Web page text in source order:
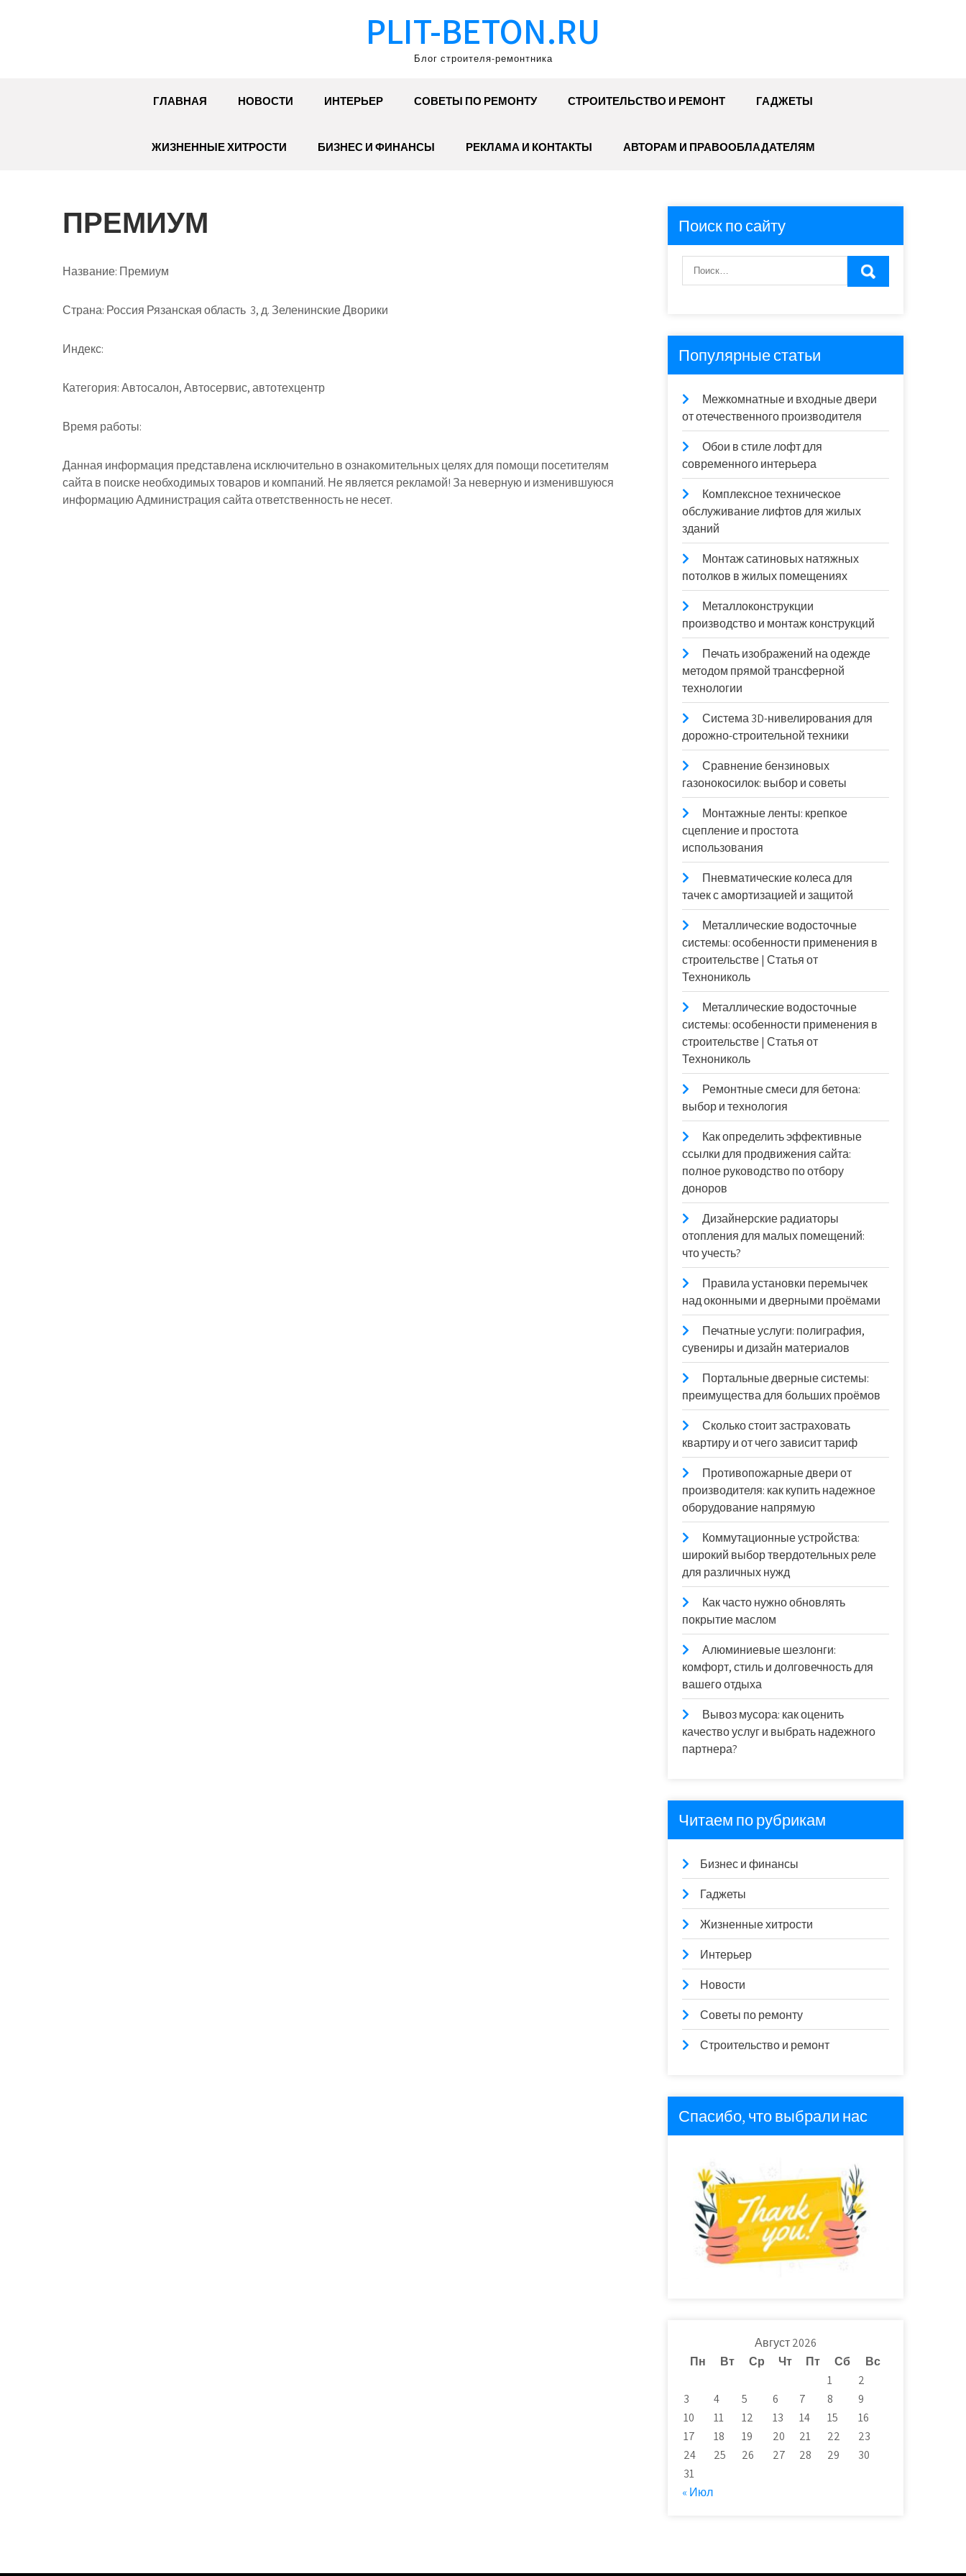
PLIT-BETON.RU
Блог строителя-ремонтника
ГЛАВНАЯ НОВОСТИ ИНТЕРЬЕР СОВЕТЫ ПО РЕМОНТУ СТРОИТЕЛЬСТВО И РЕМОНТ ГАДЖЕТЫ
ЖИЗНЕННЫЕ ХИТРОСТИ БИЗНЕС И ФИНАНСЫ РЕКЛАМА И КОНТАКТЫ АВТОРАМ И ПРАВООБЛАДАТЕЛЯМ
ПРЕМИУМ
Название: Премиум
Страна: Россия Рязанская область 3, д. Зеленинские Дворики
Индекс:
Категория:Автосалон, Автосервис, автотехцентр
Время работы:
Данная информация представлена исключительно в ознакомительных целях для помощи посетителям
сайта в поиске необходимых товаров и компаний. Не является рекламой! За неверную и изменившуюся
информацию Администрация сайта ответственность не несет.
Поиск по сайту
Популярные статьи
Межкомнатные и входные двери
от отечественного производителя
Обои в стиле лофт для
современного интерьера
Комплексное техническое
обслуживание лифтов для жилых
зданий
Монтаж сатиновых натяжных
потолков в жилых помещениях
Металлоконструкции
производство и монтаж конструкций
Печать изображений на одежде
методом прямой трансферной
технологии
Система 3D-нивелирования для
дорожно-строительной техники
Сравнение бензиновых
газонокосилок: выбор и советы
Монтажные ленты: крепкое
сцепление и простота
использования
Пневматические колеса для
тачек с амортизацией и защитой
Металлические водосточные
системы: особенности применения в
строительстве | Статья от
Технониколь
Металлические водосточные
системы: особенности применения в
строительстве | Статья от
Технониколь
Ремонтные смеси для бетона:
выбор и технология
Как определить эффективные
ссылки для продвижения сайта:
полное руководство по отбору
доноров
Дизайнерские радиаторы
отопления для малых помещений:
что учесть?
Правила установки перемычек
над оконными и дверными проёмами
Печатные услуги: полиграфия,
сувениры и дизайн материалов
Портальные дверные системы:
преимущества для больших проёмов
Сколько стоит застраховать
квартиру и от чего зависит тариф
Противопожарные двери от
производителя: как купить надежное
оборудование напрямую
Коммутационные устройства:
широкий выбор твердотельных реле
для различных нужд
Как часто нужно обновлять
покрытие маслом
Алюминиевые шезлонги:
комфорт, стиль и долговечность для
вашего отдыха
Вывоз мусора: как оценить
качество услуг и выбрать надежного
партнера?
Читаем по рубрикам
Бизнес и финансы
Гаджеты
Жизненные хитрости
Интерьер
Новости
Советы по ремонту
Строительство и ремонт
Спасибо, что выбрали нас
Август 2026
Пн
Вт Ср Чт Пт Сб
Вс
1
2
3
4 5 6 7 8
9
10
11 12 13 14 15
16
17
18 19 20 21 22
23
24
25 26 27 28 29
30
31
« Июл